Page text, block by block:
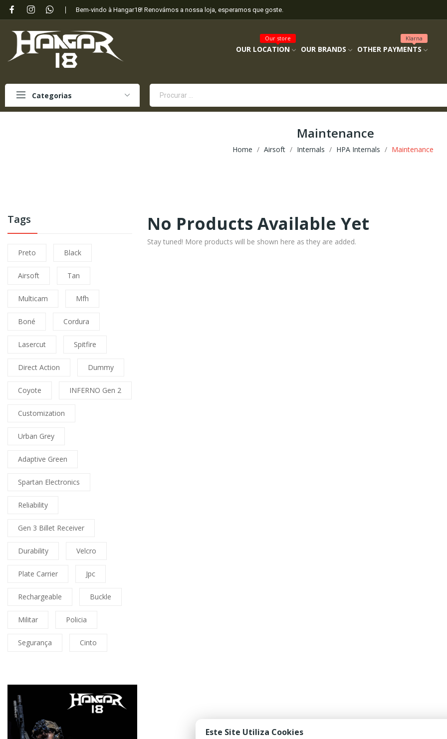
Bem-vindo à Hangar18! Renovámos a nossa loja, esperamos que goste.
OUR LOCATION
Our store
OUR BRANDS OTHER PAYMENTS
Klarna
Categorias
Maintenance
Home Airsoft Internals HPA Internals Maintenance
Tags
Preto Black
Airsoft Tan
Multicam Mfh
Boné Cordura
Lasercut Spitfire
Direct Action Dummy
Coyote INFERNO Gen 2
Customization
Urban Grey
Adaptive Green
Spartan Electronics
Reliability
Gen 3 Billet Receiver
Durability Velcro
Plate Carrier Jpc
Rechargeable Buckle
Militar Policia
Segurança Cinto
No Products Available Yet
Stay tuned! More products will be shown here as they are added.
Este Site Utiliza Cookies